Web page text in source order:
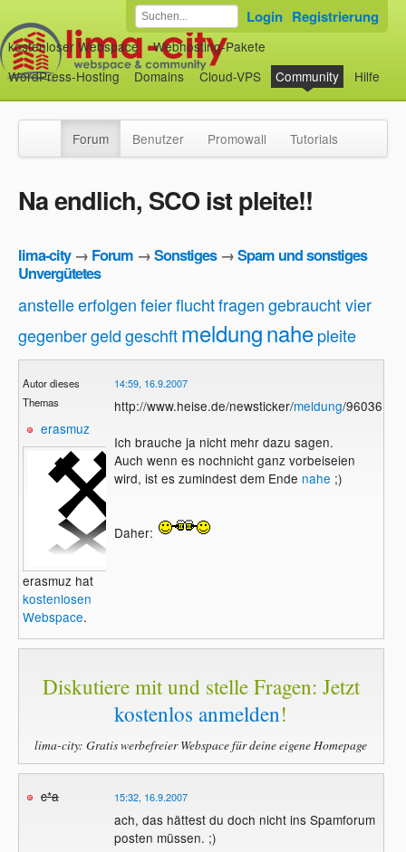
kostenloser Webspace
Webhosting-Pakete
WordPress-Hosting
Domains Cloud-VPS Community Hilfe
Login Registrierung
Forum Benutzer Promowall Tutorials
Na endlich, SCO ist pleite!!
lima-city→ Forum →Sonstiges→Spam und sonstiges
Unvergütetes
anstelleerfolgenfeierfluchtfragengebraucht vier
gegenbergeldgeschftmeldungnahepleite
Autor dieses
Themas
erasmuz
erasmuz hat
kostenlosen
Webspace.
14:59, 16.9.2007
http://www.heise.de/newsticker/meldung/96036
Ich brauche ja nicht mehr dazu sagen.
Auch wenn es nochnicht ganz vorbeiseien
wird, ist es zumindest dem Ende nahe ;)
Daher:
Diskutiere mit und stelle Fragen: Jetzt
kostenlos anmelden!
lima-city: Gratis werbefreier Webspace für deine eigene Homepage
c*a 15:32, 16.9.2007
ach, das hättest du doch nicht ins Spamforum
posten müssen. ;)